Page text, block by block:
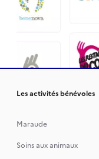
Les activités bénévoles
Maraude
Soins aux animaux